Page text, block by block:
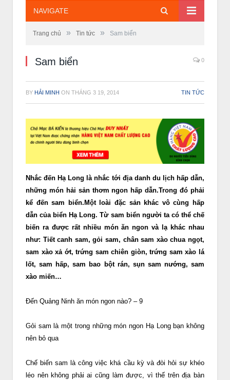
NAVIGATE
Trang chủ » Tin tức » Sam biển
Sam biển 0
BY HẢI MINH ON THÁNG 3 19, 2014 TIN TỨC
Nhắc đến Hạ Long là nhắc tới địa danh du lịch hấp dẫn,
những món hải sản thơm ngon hấp dẫn.Trong đó phải
kể đến sam biển.Một loài đặc sản khác vô cùng hấp
dẫn của biển Hạ Long. Từ sam biển người ta có thể chế
biến ra được rất nhiều món ăn ngon và lạ khác nhau
như: Tiết canh sam, gỏi sam, chân sam xào chua ngọt,
sam xào xả ớt, trứng sam chiên giòn, trứng sam xào lá
lốt, sam hấp, sam bao bột rán, sụn sam nướng, sam
xào miến…
Đến Quảng Ninh ăn món ngon nào? – 9
Gỏi sam là một trong những món ngon Hạ Long bạn không
nên bỏ qua
Chế biến sam là công việc khá cầu kỳ và đòi hỏi sự khéo
léo nên không phải ai cũng làm được, vì thế trên địa bàn